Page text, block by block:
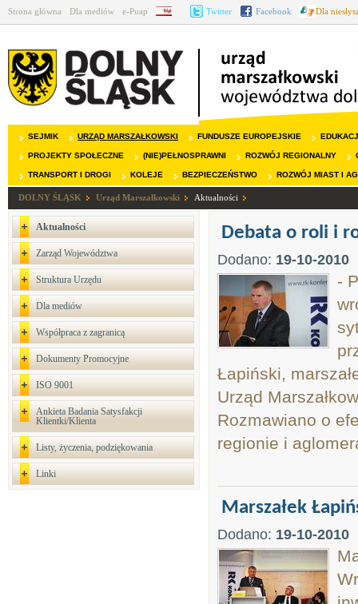
Strona główna Dla mediów e-Puap BIP Twitter Facebook Dla
SEJMIK URZĄD MARSZAŁKOWSKI FUNDUSZE EUROPEJSKIE
PROJEKTY SPOŁECZNE (NIE)PEŁNOSPRAWNI ROZWÓJ REGIONALNY
TRANSPORT I DROGI KOLEJE BEZPIECZEŃSTWO ROZWÓJ MIAST I
DOLNY ŚLĄSK Urząd Marszałkowski Aktualności
Aktualności
Zarząd Województwa
Struktura Urzędu
Dla mediów
Współpraca z zagranicą
Dokumenty Promocyjne
ISO 9001
Ankieta Badania Satysfakcji
Klientki/Klienta
Listy, życzenia, podziękowania
Linki
Debata o roli i
Dodano: 19-10-2010
-
Łapiński,
Urząd
Rozmawiano o
regionie i
Marszałek
Dodano: 19-10-2010